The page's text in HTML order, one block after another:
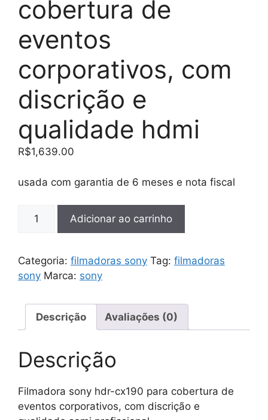
cobertura de
eventos
corporativos, com
discrição e
qualidade hdmi
R$1,639.00
usada com garantia de 6 meses e nota fiscal
Filmadora
cx190
para
de
eventos
corporativos,
discrição
qualidade
hdmi
Adicionar ao carrinho
Categoria: filmadoras sony Tag: filmadoras
sony Marca: sony
Descrição Avaliações (0)
Descrição
Filmadora sony hdr-cx190 para cobertura de
eventos corporativos, com discrição e